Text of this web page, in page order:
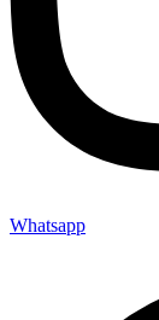
Whatsapp